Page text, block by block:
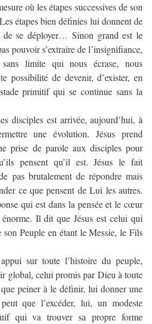
où les étapes successives de son
étapes bien définies lui donnent de
de se déployer… Sinon grand est le
pouvoir s’extraire de l’insignifiance,
limite qui nous écrase, nous
possibilité de devenir, d’exister, en
primitif qui se continue sans la
disciples est arrivée, aujourd’hui, à
une évolution. Jésus prend
prise de parole aux disciples pour
pensent qu’il est. Jésus le fait
pas brutalement de répondre mais
ce que pensent de Lui les autres.
qui est dans la pensée et le cœur
Il dit que Jésus est celui qui
Peuple en étant le Messie, le Fils
sur toute l’histoire du peuple,
global, celui promis par Dieu à toute
peiner à le définir, lui donner une
que l’excéder, lui, un modeste
qui va trouver sa propre forme